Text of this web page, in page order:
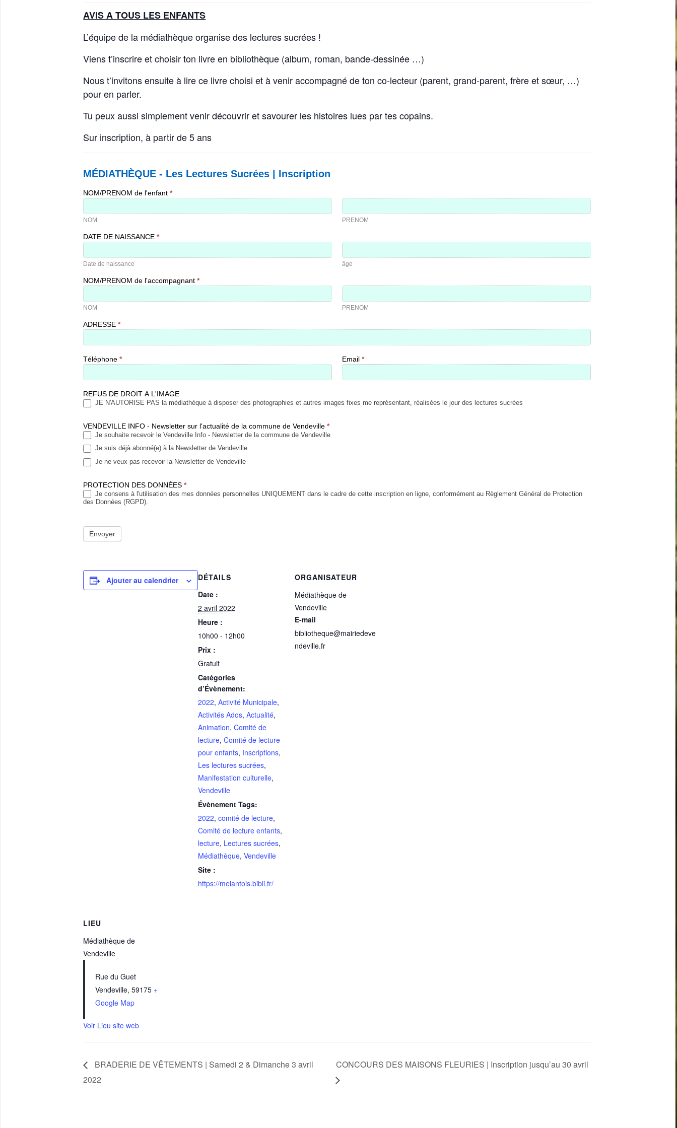
AVIS A TOUS LES ENFANTS
L’équipe de la médiathèque organise des lectures sucrées !
Viens t’inscrire et choisir ton livre en bibliothèque (album, roman, bande-dessinée …)
Nous t’invitons ensuite à lire ce livre choisi et à venir accompagné de ton co-lecteur (parent, grand-parent, frère et sœur, …)
pour en parler.
Tu peux aussi simplement venir découvrir et savourer les histoires lues par tes copains.
Sur inscription, à partir de 5 ans
-
Les
Sucrées
|
Inscription
MÉDIATHÈQUE - Les Lectures Sucrées | Inscription
NOM/PRENOM de l'enfant*
NOM
NOM
PRENOM
PRENOM
DATE DE NAISSANCE*
Date
de
naissance
Date de naissance
âge
âge
NOM/PRENOM de l'accompagnant*
NOM
NOM
PRENOM
PRENOM
ADRESSE*
Téléphone* Email*
REFUS DE DROIT A L'IMAGE
JE N'AUTORISE PAS la médiathèque à disposer des photographies et autres images fixes me représentant, réalisées le jour des lectures sucrées
VENDEVILLE INFO - Newsletter sur l'actualité de la commune de Vendeville*
Je souhaite recevoir le Vendeville Info - Newsletter de la commune de Vendeville
Je suis déjà abonné(e) à la Newsletter de Vendeville
Je ne veux pas recevoir la Newsletter de Vendeville
PROTECTION DES DONNÉES*
Je consens à l'utilisation des mes données personnelles UNIQUEMENT dans le cadre de cette inscription en ligne, conformément au Règlement Général de Protection
des Données (RGPD).
Envoyer
Ajouter au calendrier
DÉTAILS
Date :
2 avril 2022
Heure :
10h00 - 12h00
Prix :
Gratuit
Catégories
d’Évènement:
2022,Activité Municipale,
Activités Ados,Actualité,
Animation,Comité de
lecture,Comité de lecture
pour enfants, Inscriptions,
Les lectures sucrées,
Manifestation culturelle,
Vendeville
Évènement Tags:
2022,comité de lecture,
Comité de lecture enfants,
lecture, Lectures sucrées,
Médiathèque,Vendeville
Site :
https://melantois.bibli.fr/
ORGANISATEUR
Médiathèque de
Vendeville
E-mail
bibliotheque@mairiedeve
ndeville.fr
LIEU
Médiathèque de
Vendeville
Rue du Guet
Vendeville, 59175 +
Google Map
Voir Lieu site web
BRADERIE DE VÊTEMENTS | Samedi 2 & Dimanche 3 avril
2022
CONCOURS DES MAISONS FLEURIES | Inscription jusqu’au 30 avril